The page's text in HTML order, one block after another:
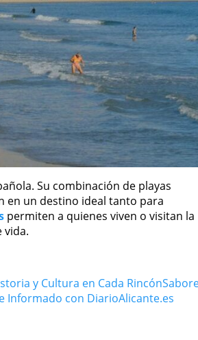
Su combinación de playas
en un destino ideal tanto para
permiten a quienes viven o visitan la
vida.
y Cultura en Cada Rincón
Informado con DiarioAlicante.es